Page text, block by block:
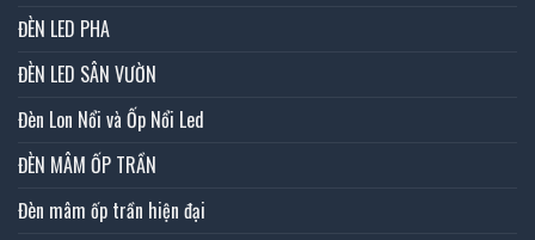
ĐÈN LED PHA
ĐÈN LED SÂN VƯỜN
Đèn Lon Nổi và Ốp Nổi Led
ĐÈN MÂM ỐP TRẦN
Đèn mâm ốp trần hiện đại